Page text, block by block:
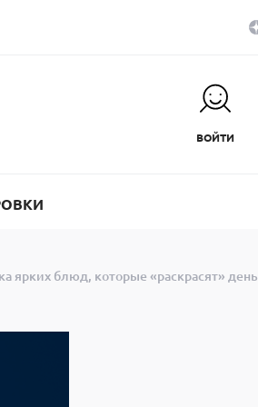
ВОЙТИ
ярких блюд, которые «раскрасят» день